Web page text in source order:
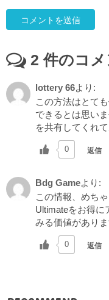
2 件のコメ
lottery 66より:
この方法はとて
できるとは思い
を共有してくれ
0 返信
Bdg Gameより:
この情報、めち
Ultimateをお得に
みる価値があり
0 返信